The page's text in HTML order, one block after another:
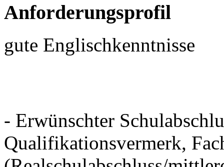
Anforderungsprofil
gute Englischkenntnisse
- Erwünschter
Qualifikationsvermerk,